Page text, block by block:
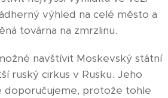
výhled na celé město a
továrna na zmrzlinu.
navštívit Moskevský státní
ruský cirkus v Rusku. Jeho
doporučujeme, protože tohle